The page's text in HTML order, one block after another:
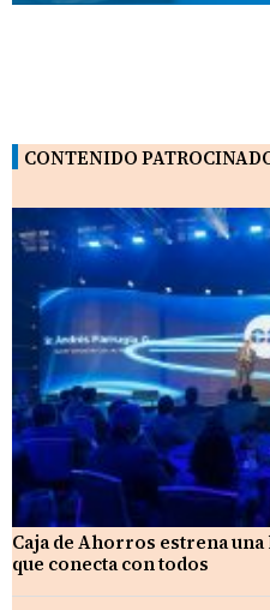
CONTENIDO
Caja de Ahorros estrena
que conecta con todos